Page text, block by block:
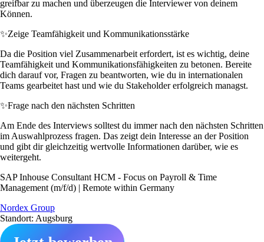
greifbar zu machen und überzeugen die Interviewer von deinem
Können.
✨Zeige Teamfähigkeit und Kommunikationsstärke
Da die Position viel Zusammenarbeit erfordert, ist es wichtig, deine
Teamfähigkeit und Kommunikationsfähigkeiten zu betonen. Bereite
dich darauf vor, Fragen zu beantworten, wie du in internationalen
Teams gearbeitet hast und wie du Stakeholder erfolgreich managst.
✨Frage nach den nächsten Schritten
Am Ende des Interviews solltest du immer nach den nächsten Schritten
im Auswahlprozess fragen. Das zeigt dein Interesse an der Position
und gibt dir gleichzeitig wertvolle Informationen darüber, wie es
weitergeht.
SAP Inhouse Consultant HCM - Focus on Payroll & Time
Management (m/f/d) | Remote within Germany
Nordex Group
Standort: Augsburg